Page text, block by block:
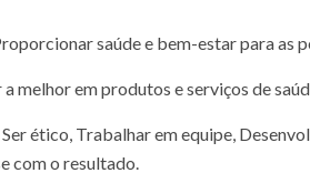
saúde e bem-estar para as
a melhor em produtos e serviços de
ético, Trabalhar em equipe,
com o resultado.